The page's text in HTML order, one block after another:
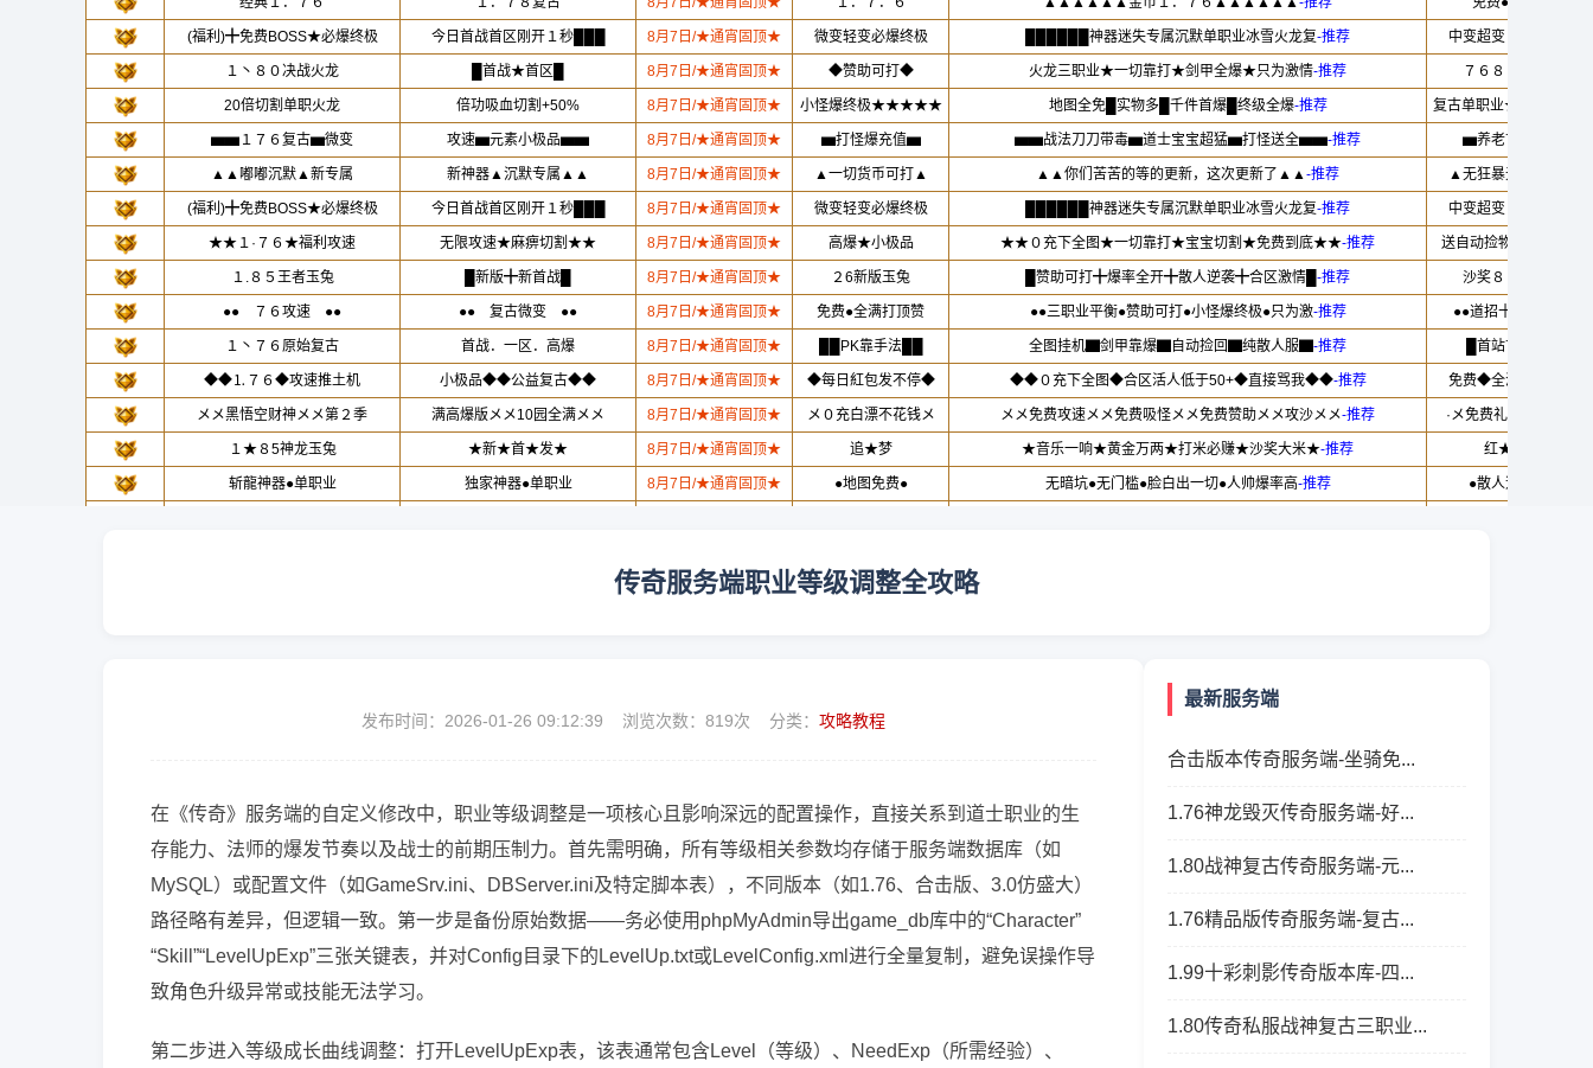
传奇服务端职业等级调整全攻略
发布时间：2026-01-26 09:12:39 浏览次数： 819次 分类： 攻略教程
在《传奇》服务端的自定义修改中，职业等级调整是一项核心且影响深远的配置操作，直接关系到道士职业的生
存能力、法师的爆发节奏以及战士的前期压制力。首先需明确，所有等级相关参数均存储于服务端数据库（如
MySQL）或配置文件（如GameSrv.ini、DBServer.ini及特定脚本表），不同版本（如1.76、合击版、3.0仿盛大）
路径略有差异，但逻辑一致。第一步是备份原始数据——务必使用phpMyAdmin导出game_db库中的“Character”
“Skill”“LevelUpExp”三张关键表，并对Config目录下的LevelUp.txt或LevelConfig.xml进行全量复制，避免误操作导
致角色升级异常或技能无法学习。
第二步进入等级成长曲线调整：打开LevelUpExp表，该表通常包含Level（等级）、NeedExp（所需经验）、
最新服务端
合击版本传奇服务端-坐骑免...
1.76神龙毁灭传奇服务端-好...
1.80战神复古传奇服务端-元...
1.76精品版传奇服务端-复古...
1.99十彩刺影传奇版本库-四...
1.80传奇私服战神复古三职业...